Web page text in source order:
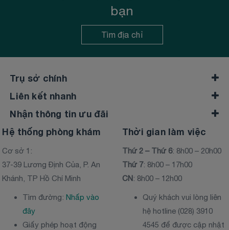
bạn
Tìm địa chỉ
Trụ sở chính
Liên kết nhanh
Nhận thông tin ưu đãi
Hệ thống phòng khám
Cơ sở 1:
37-39 Lương Định Của, P. An
Khánh, TP Hồ Chí Minh
Tìm đường:Nhấp vào
đây
Giấy phép hoạt động
Thời gian làm việc
Thứ 2 – Thứ 6: 8h00 – 20h00
Thứ 7: 8h00 – 17h00
CN: 8h00 – 12h00
Quý khách vui lòng liên
hệ hotline (028) 3910
4545 để được cập nhật